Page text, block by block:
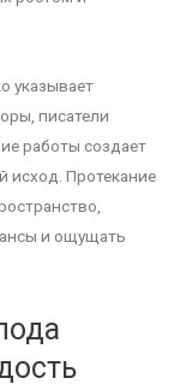
указывает
писатели
работы создает
исход. Протекание
и ощущать